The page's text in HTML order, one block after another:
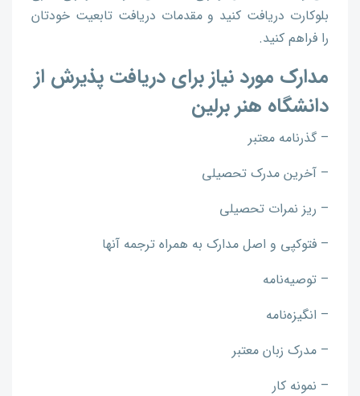
بلوکارت دریافت کنید و مقدمات دریافت تابعیت خودتان
را فراهم کنید.
مدارک مورد نیاز برای دریافت پذیرش از
دانشگاه هنر برلین
– گذرنامه معتبر
– آخرین مدرک تحصیلی
– ریز نمرات تحصیلی
– فتوکپی و اصل مدارک به همراه ترجمه آنها
– توصیه‌نامه
– انگیزه‌نامه
– مدرک زبان معتبر
– نمونه کار